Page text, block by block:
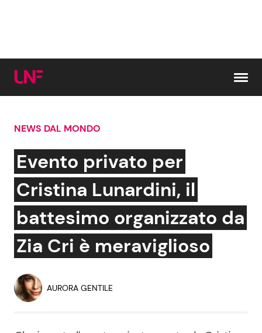
Cerca:
News e Cronaca
Attualità Italiana
Dal Mondo
Economia
Persone Scomparse
Gossip e TV
Bellezze VIP
Coppie VIP
NEWS DAL MONDO
Evento privato per
Cristina Lunardini, il
battesimo organizzato da
Zia Cri è meraviglioso
AURORA GENTILE